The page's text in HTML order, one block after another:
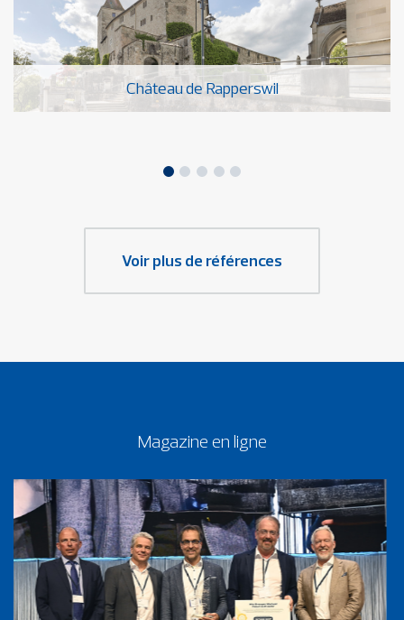
Château de Rapperswil
Voir plus de références
Magazine en ligne